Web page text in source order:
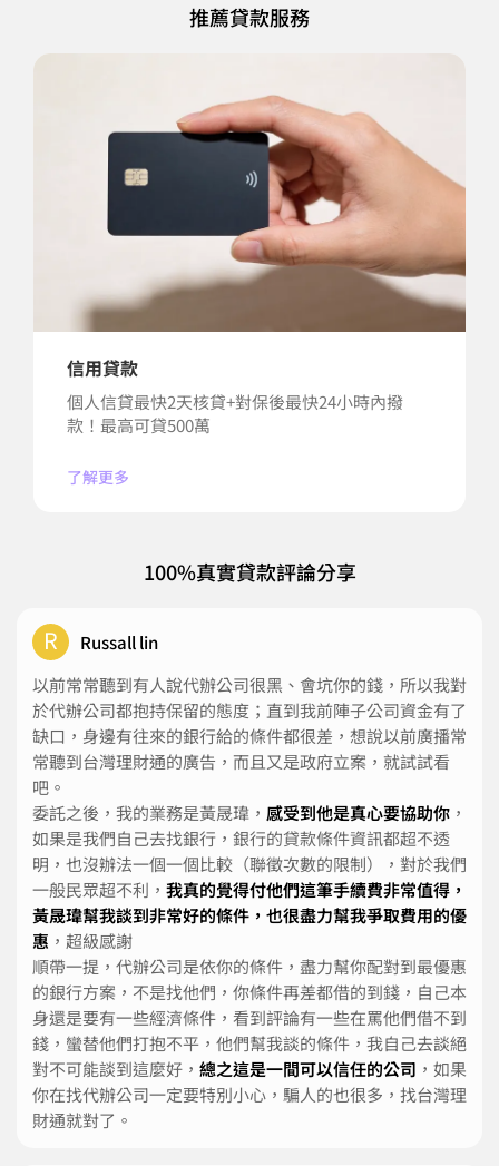
推薦貸款服務
信用貸款
個人信貸最快2天核貸+對保後最快24小時內撥
款！最高可貸500萬
了解更多
100%真實貸款評論分享
R
Russall lin
以前常常聽到有人說代辦公司很黑、會坑你的錢，所以我對
於代辦公司都抱持保留的態度；直到我前陣子公司資金有了
缺口，身邊有往來的銀行給的條件都很差，想說以前廣播常
常聽到台灣理財通的廣告，而且又是政府立案，就試試看
吧。
委託之後，我的業務是黃晟瑋， 感受到他是真心要協助你 ，
如果是我們自己去找銀行，銀行的貸款條件資訊都超不透
明，也沒辦法一個一個比較（聯徵次數的限制），對於我們
一般民眾超不利， 我真的覺得付他們這筆手續費非常值得，
黃晟瑋幫我談到非常好的條件，也很盡力幫我爭取費用的優
惠 ，超級感謝
順帶一提，代辦公司是依你的條件，盡力幫你配對到最優惠
的銀行方案，不是找他們，你條件再差都借的到錢，自己本
身還是要有一些經濟條件，看到評論有一些在罵他們借不到
錢，蠻替他們打抱不平，他們幫我談的條件，我自己去談絕
對不可能談到這麼好， 總之這是一間可以信任的公司 ，如果
你在找代辦公司一定要特別小心，騙人的也很多，找台灣理
財通就對了。